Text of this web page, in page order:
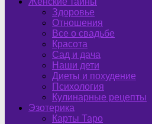
Здоровье
Отношения
Все о свадьбе
Красота
Сад и дача
Наши дети
Диеты и похудение
Психология
Кулинарные рецепты
Эзотерика
Карты Таро